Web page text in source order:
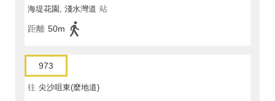
海堤花園, 淺水灣道 站
距離 50m
973
往 尖沙咀東(麼地道)